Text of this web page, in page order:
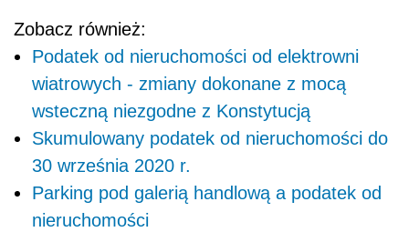
Zobacz również:
Podatek od nieruchomości od elektrowni
wiatrowych - zmiany dokonane z mocą
wsteczną niezgodne z Konstytucją
Skumulowany podatek od nieruchomości do
30 września 2020 r.
Parking pod galerią handlową a podatek od
nieruchomości